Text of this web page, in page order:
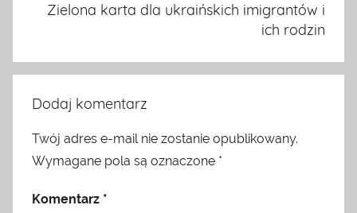
Zielona karta dla ukraińskich imigrantów i
ich rodzin
Dodaj komentarz
Twój adres e-mail nie zostanie opublikowany.
Wymagane pola są oznaczone *
Komentarz *